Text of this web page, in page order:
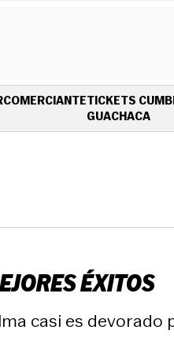
COMERCIANTETICKETS
GUACHACA
ÉXITOS
casi es devorado